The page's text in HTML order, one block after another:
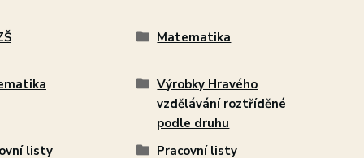
Matematika
Výrobky Hravého
vzdělávání roztříděné
podle druhu
listy
Pracovní listy